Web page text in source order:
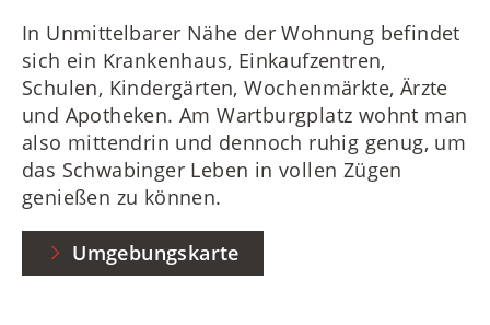
In Unmittelbarer Nähe der Wohnung befindet
sich ein Krankenhaus, Einkaufzentren,
Schulen, Kindergärten, Wochenmärkte, Ärzte
und Apotheken. Am Wartburgplatz wohnt man
also mittendrin und dennoch ruhig genug, um
das Schwabinger Leben in vollen Zügen
genießen zu können.
Umgebungskarte